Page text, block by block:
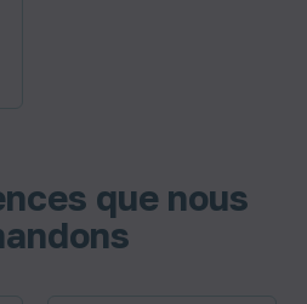
que nous